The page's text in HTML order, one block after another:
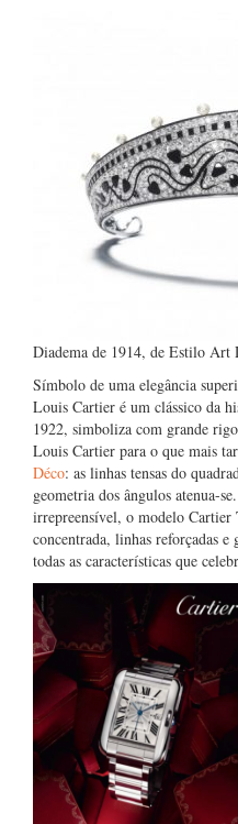
Diadema de 1914, de Estilo Art
Símbolo de uma elegância
Louis Cartier é um clássico da
1922, simboliza com grande
Louis Cartier para o que mais
Déco: as linhas tensas do
geometria dos ângulos atenua-
irrepreensível, o modelo Cartier
concentrada, linhas reforçadas e
todas as características que